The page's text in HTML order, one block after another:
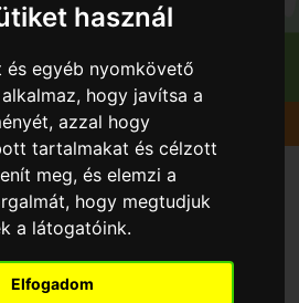
használ
és egyéb nyomkövető
hogy javítsa a
azzal hogy
tartalmakat és célzott
meg, és elemzi a
hogy megtudjuk
a látogatóink.
Elfogadom
összegyűjti neked azon
Magad akció keretében saját